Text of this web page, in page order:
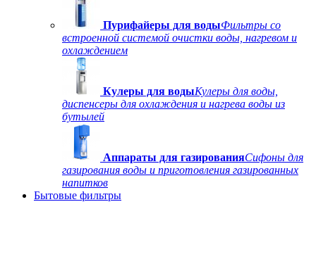
Пурифайеры для водыФильтры со
встроенной системой очистки воды, нагревом и
охлаждением
Кулеры для водыКулеры для воды,
диспенсеры для охлаждения и нагрева воды из
бутылей
Аппараты для газированияСифоны для
газирования воды и приготовления газированных
напитков
Бытовые фильтры